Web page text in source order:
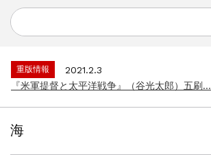
『F-2超入門』（関 賢太郎）三刷...
重版情報
2021.3.25
重版情報
2021.2.3
『米軍提督と太平洋戦争』（谷光太郎）五刷...
重版情報
海